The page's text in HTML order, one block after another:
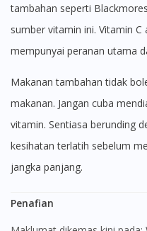
tambahan seperti
sumber vitamin ini. Vitamin
mempunyai peranan utama
Makanan tambahan tidak boleh digunakan sebagai pengganti
makanan. Jangan cuba
vitamin. Sentiasa berunding
kesihatan terlatih sebelum
jangka panjang.
Penafian